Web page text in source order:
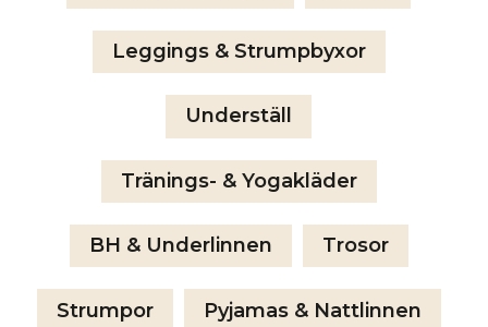
Leggings & Strumpbyxor
Underställ
Tränings- & Yogakläder
BH & Underlinnen Trosor
Strumpor Pyjamas & Nattlinnen